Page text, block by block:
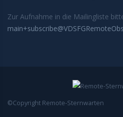
Zur Aufnahme in die Mailingliste
©Copyright Remote-Sternwarten